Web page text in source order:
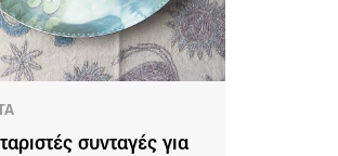
συνταγές για